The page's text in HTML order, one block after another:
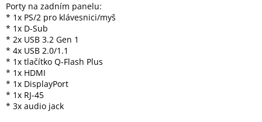
Porty na zadním panelu:
* 1x PS/2 pro klávesnici/myš
* 1x D-Sub
* 2x USB 3.2 Gen 1
* 4x USB 2.0/1.1
* 1x tlačítko Q-Flash Plus
* 1x HDMI
* 1x DisplayPort
* 1x RJ-45
* 3x audio jack